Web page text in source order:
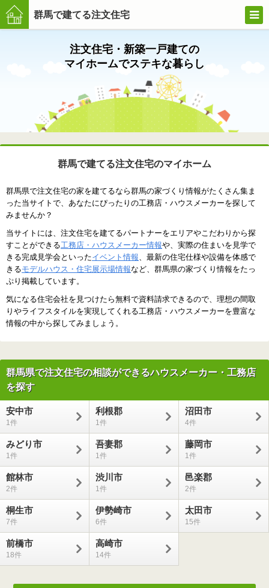
群馬で建てる注文住宅
注文住
注文住宅・新築一戸建ての
マイホームでステキな暮らし
群馬で建てる注文住宅のマイホーム
群馬県で注文住宅の家を建てるなら群馬の家づくり情報がたくさん集ま
った当サイトで、あなたにぴったりの工務店・ハウスメーカーを探して
みませんか？
当サイトには、注文住宅を建てるパートナーをエリアやこだわりから探
すことができる工務店・ハウスメーカー情報や、実際の住まいを見学で
きる完成見学会といったイベント情報、最新の住宅仕様や設備を体感で
きるモデルハウス・住宅展示場情報など、群馬県の家づくり情報をたっ
ぷり掲載しています。
気になる住宅会社を見つけたら無料で資料請求できるので、理想の間取
りやライフスタイルを実現してくれる工務店・ハウスメーカーを豊富な
情報の中から探してみましょう。
群馬県で注文住宅の相談ができるハウスメーカー・工務店
を探す
安中市
1
利根郡
1
沼田市
4
みどり市
1
吾妻郡
1
藤岡市
1
館林市
2
渋川市
1
邑楽郡
2
桐生市
7
伊勢崎市
6
太田市
15
前橋市
18
高崎市
14